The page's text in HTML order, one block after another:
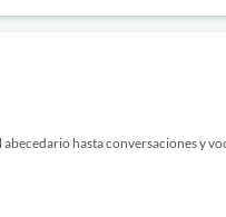
hasta conversaciones y